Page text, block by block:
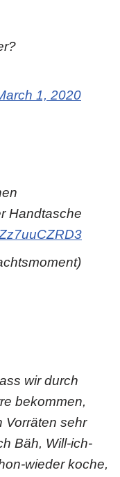
1, 2020
Handtasche
wir durch
bekommen,
Vorräten sehr
Bäh, Will-ich-
wieder koche,